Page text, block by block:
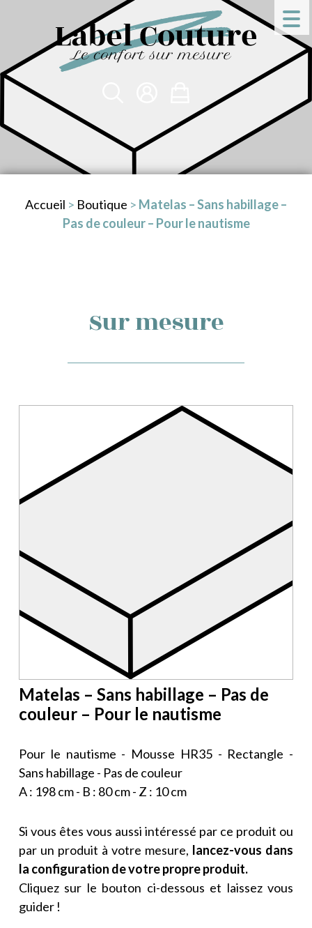
Accueil > Boutique > Matelas – Sans habillage –
Pas de couleur – Pour le nautisme
Sur mesure
Matelas – Sans habillage – Pas de
couleur – Pour le nautisme
Pour le nautisme - Mousse HR35 - Rectangle -
Sans habillage - Pas de couleur
A : 198 cm - B : 80 cm - Z : 10 cm
Si vous êtes vous aussi intéressé par ce produit ou
par un produit à votre mesure, lancez-vous dans
la configuration de votre propre produit.
Cliquez sur le bouton ci-dessous et laissez vous
guider !